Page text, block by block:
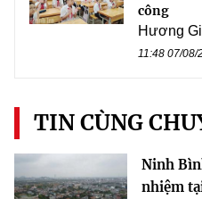
công
Hương
11:48 07/08/
TIN CÙNG
Ninh
nhiệm